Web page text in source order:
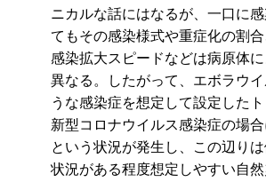
ニカルな話にはなるが、一口に
てもその感染様式や重症化の割合
感染拡大スピードなどは病原体に
異なる。したがって、エボラウ
うな感染症を想定して設定したト
新型コロナウイルス感染症の場
という状況が発生し、この辺り
状況がある程度想定しやすい自